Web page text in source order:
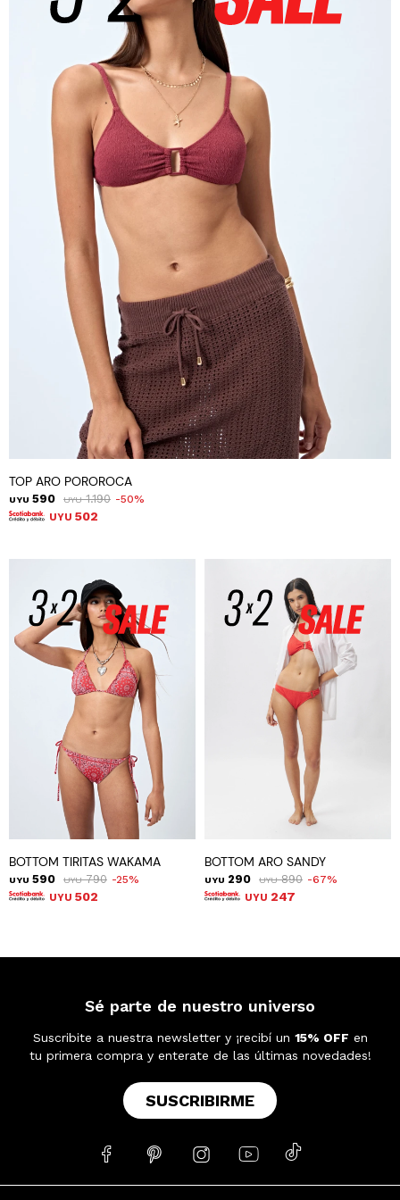
TOP ARO POROROCA
UYU 590 UYU 1.190 50
UYU 502
BOTTOM TIRITAS WAKAMA
UYU 590 UYU 790 25
UYU 502
BOTTOM ARO SANDY
UYU 290 UYU 890 67
UYU 247
Sé parte de nuestro universo
Suscribite a nuestra newsletter y ¡recibí un 15% OFF en
tu primera compra y enterate de las últimas novedades!
SUSCRIBIRME
    